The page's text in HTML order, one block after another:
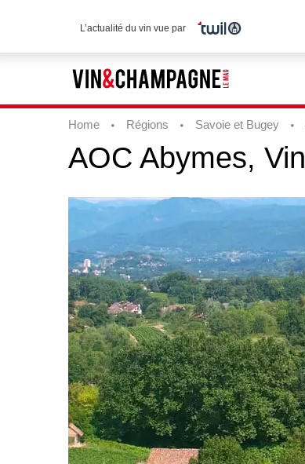
L’actualité du vin vue par
Home Régions Savoie et Bugey
AOC Abymes, Vin